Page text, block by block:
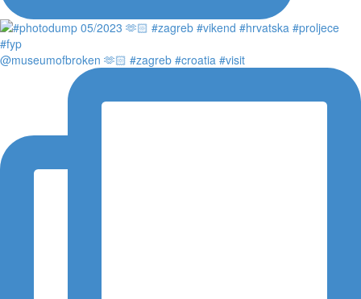
@museumofbroken 🫶🏻 #zagreb #croatia #visit